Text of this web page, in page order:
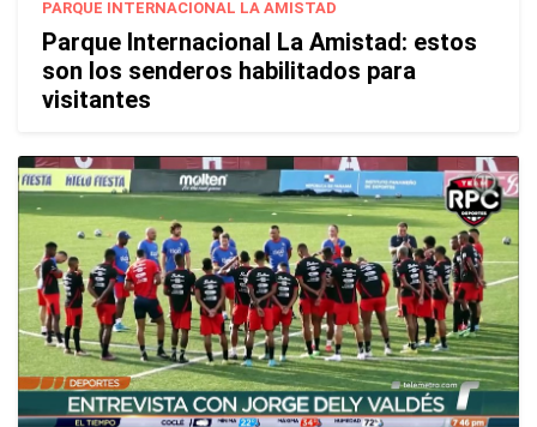
PARQUE INTERNACIONAL LA AMISTAD
Parque Internacional La Amistad: estos
son los senderos habilitados para
visitantes